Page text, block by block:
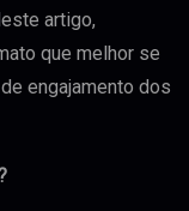
artigo,
que melhor se
engajamento dos